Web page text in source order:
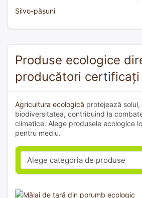
Silvo-pășuni
Produse ecologice
producători certificați
Agricultura ecologică protejează solul,
biodiversitatea, contribuind la
climatice. Alege produsele ecologice
pentru mediu.